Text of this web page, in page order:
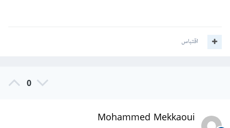
اقتباس
0
Mohammed Mekkaoui